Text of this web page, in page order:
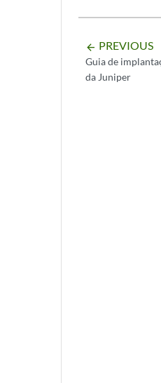
arrow_backward PREVIOUS
Guia de
da Juniper